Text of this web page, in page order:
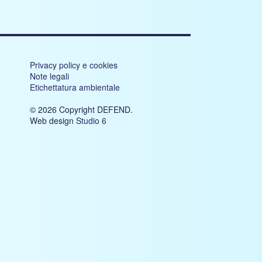
Privacy policy e cookies
Note legali
Etichettatura ambientale
© 2026 Copyright DEFEND.
Web design Studio 6